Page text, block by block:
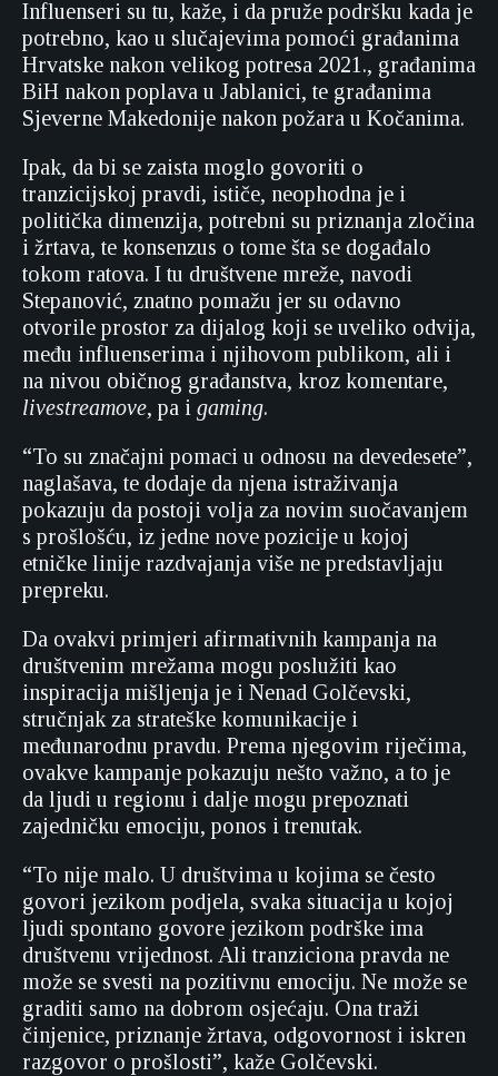
Influenseri su tu, kaže, i da pruže podršku kada je
potrebno, kao u slučajevima pomoći građanima
Hrvatske nakon velikog potresa 2021., građanima
BiH nakon poplava u Jablanici, te građanima
Sjeverne Makedonije nakon požara u Kočanima.
Ipak, da bi se zaista moglo govoriti o
tranzicijskoj pravdi, ističe, neophodna je i
politička dimenzija, potrebni su priznanja zločina
i žrtava, te konsenzus o tome šta se događalo
tokom ratova. I tu društvene mreže, navodi
Stepanović, znatno pomažu jer su odavno
otvorile prostor za dijalog koji se uveliko odvija,
među influenserima i njihovom publikom, ali i
na nivou običnog građanstva, kroz komentare,
livestreamove, pa i gaming.
“To su značajni pomaci u odnosu na devedesete”,
naglašava, te dodaje da njena istraživanja
pokazuju da postoji volja za novim suočavanjem
s prošlošću, iz jedne nove pozicije u kojoj
etničke linije razdvajanja više ne predstavljaju
prepreku.
Da ovakvi primjeri afirmativnih kampanja na
društvenim mrežama mogu poslužiti kao
inspiracija mišljenja je i Nenad Golčevski,
stručnjak za strateške komunikacije i
međunarodnu pravdu. Prema njegovim riječima,
ovakve kampanje pokazuju nešto važno, a to je
da ljudi u regionu i dalje mogu prepoznati
zajedničku emociju, ponos i trenutak.
“To nije malo. U društvima u kojima se često
govori jezikom podjela, svaka situacija u kojoj
ljudi spontano govore jezikom podrške ima
društvenu vrijednost. Ali tranziciona pravda ne
može se svesti na pozitivnu emociju. Ne može se
graditi samo na dobrom osjećaju. Ona traži
činjenice, priznanje žrtava, odgovornost i iskren
razgovor o prošlosti”, kaže Golčevski.